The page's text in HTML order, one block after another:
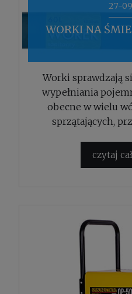
WORKI NA
27-
Worki sprawdzają
wypełniania
obecne w wielu
sprzątających,
czytaj